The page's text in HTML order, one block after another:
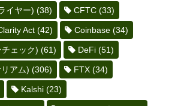
イヤー) (38) CFTC (33)
Act (42) Coinbase (34)
ェック) (61) DeFi (51)
アム) (306) FTX (34)
Kalshi (23)